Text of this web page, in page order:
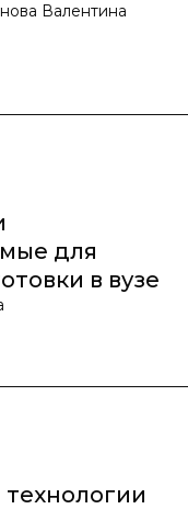
Валентина
для
в вузе